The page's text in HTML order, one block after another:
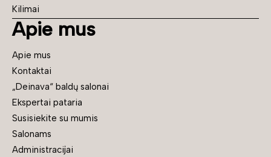
Kilimai
Apie mus
Apie mus
Kontaktai
„Deinava“ baldų salonai
Ekspertai pataria
Susisiekite su mumis
Salonams
Administracijai